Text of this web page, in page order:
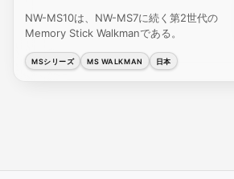
NW-MS10は、NW-MS7に続く第2世代の
Memory Stick Walkmanである。
MSシリーズ MS WALKMAN 日本